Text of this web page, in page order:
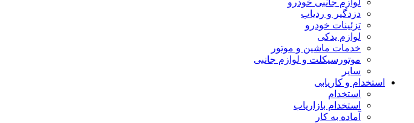
لوازم جانبی خودرو
دزدگیر و ردیاب
تزئینات خودرو
لوازم یدکی
خدمات ماشین و موتور
موتورسیکلت و لوازم جانبی
سایر
استخدام و کاریابی
استخدام
استخدام بازاریاب
آماده به کار